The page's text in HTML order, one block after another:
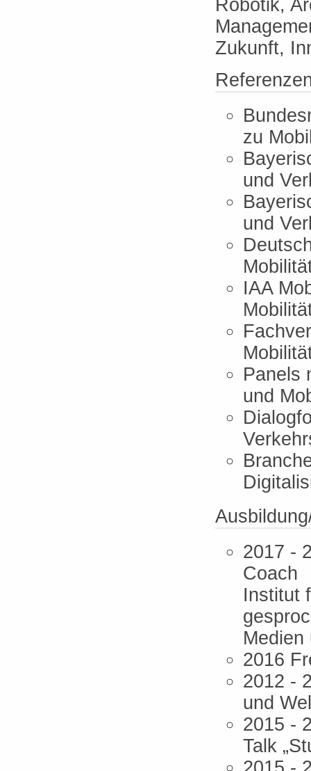
Robotik,
Zukunft,
zu
und
und
IAA
Panels
und
2017 -
Coach
Institut
Medien
2016
2012 -
und
2015 -
Talk